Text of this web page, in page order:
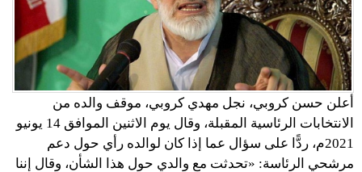
أعلن حسن كروبي، نجل مهدي كروبي، موقف والده من
الانتخابات الرئاسية المقبلة، وقال يوم الاثنين الموافق 14 يونيو
2021م، ردًّا على سؤال عما إذا كان لوالده رأي حول دعم
مرشحي الرئاسة: «تحدثت مع والدي حول هذا الشأن، وقال إننا